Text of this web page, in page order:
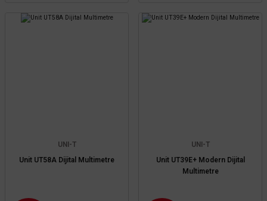
UNI-T
Unit UT58A Dijital Multimetre
UNI-T
Unit UT39E+ Modern Dijital
Multimetre